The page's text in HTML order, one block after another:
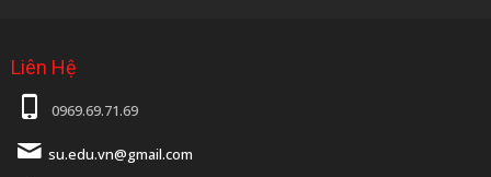
Liên Hệ
0969.69.71.69
su.edu.vn@gmail.com